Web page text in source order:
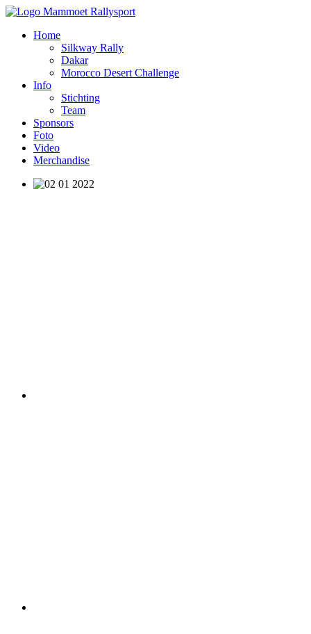
Home
Silkway Rally
Dakar
Morocco Desert Challenge
Info
Stichting
Team
Sponsors
Foto
Video
Merchandise